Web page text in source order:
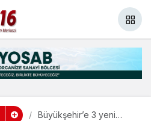
Büyükşehir’e 3 yeni
Paylaş